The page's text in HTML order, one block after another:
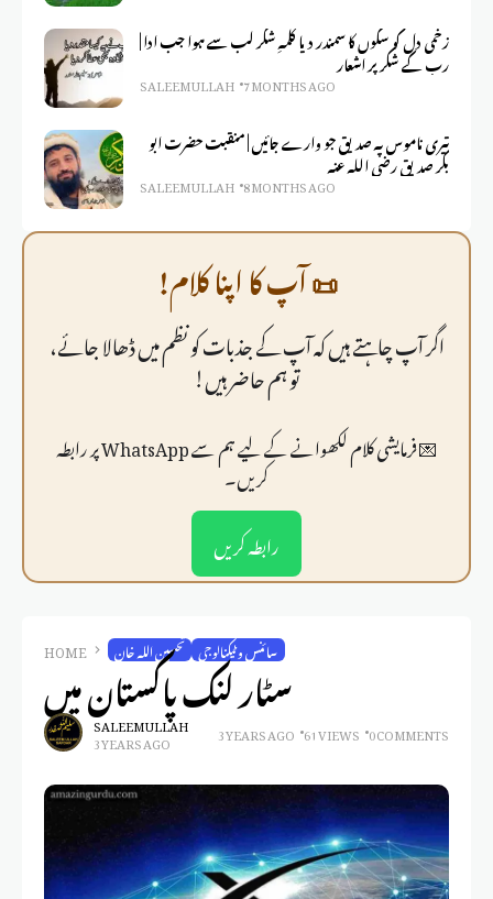
زخمی دل کو سکوں کا سمندر دیا کلمہِ شکر لب سے ہوا جب ادا |
رب کے شکر پر اشعار
SALEEM ULLAH 7 MONTHS AGO
تیری ناموس پہ صدیق جو وارے جائیں | منقبت حضرت ابو
بکر صدیق رضی اللہ عنہ
SALEEM ULLAH 8 MONTHS AGO
📜 آپ کا اپنا کلام!
اگر آپ چاہتے ہیں کہ آپ کے جذبات کو نظم میں ڈھالا جائے،
تو ہم حاضر ہیں!
💌 فرمايشی کلام لکھوانے کے لیے ہم سے WhatsApp پر رابطہ
کریں۔
رابطہ کریں
HOME تحسین اللہ خان سائنس و ٹیکنالوجی
سٹار لنک پاکستان میں
SALEEM ULLAH
3 YEARS AGO 3 YEARS AGO 61 VIEWS 0 COMMENTS